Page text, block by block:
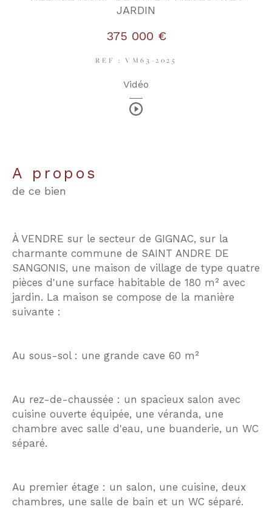
JARDIN
375 000 €
REF : VM63-2025
Vidéo
a propos
de ce bien
À VENDRE sur le secteur de GIGNAC, sur la
charmante commune de SAINT ANDRE DE
SANGONIS, une maison de village de type quatre
pièces d'une surface habitable de 180 m² avec
jardin. La maison se compose de la manière
suivante :
Au sous-sol : une grande cave 60 m²
Au rez-de-chaussée : un spacieux salon avec
cuisine ouverte équipée, une véranda, une
chambre avec salle d'eau, une buanderie, un WC
séparé.
Au premier étage : un salon, une cuisine, deux
chambres, une salle de bain et un WC séparé.